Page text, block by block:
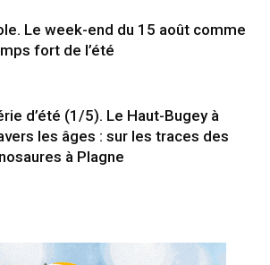
Le week-end du 15 août comme
fort de l’été
d’été (1/5). Le Haut-Bugey à
les âges : sur les traces des
à Plagne